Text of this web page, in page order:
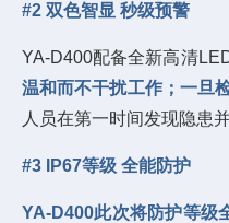
#2 双色智显 秒级预警
YA-D400配备全新高清
温和而不干扰工作；一旦
人员在第一时间发现隐患
#3 IP67等级 全能防护
YA-D400此次将防护等级